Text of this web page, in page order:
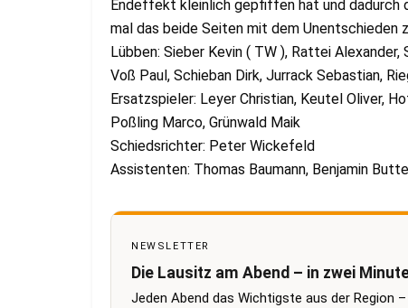
Endeffekt kleinlich gepfiffen hat und dadurch
mal das beide Seiten mit dem Unentschieden
Lübben: Sieber Kevin ( TW ), Rattei
Voß Paul, Schieban Dirk, Jurrack Sebastian,
Ersatzspieler: Leyer Christian, Keutel Oliver,
Poßling Marco, Grünwald Maik
Schiedsrichter: Peter Wickefeld
Assistenten: Thomas Baumann, Benjamin
NEWSLETTER
Die Lausitz am Abend – in zwei
Jeden Abend das Wichtigste aus der Region